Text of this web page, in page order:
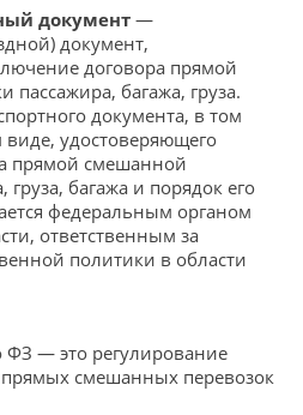
документ —
документ,
договора прямой
пассажира, багажа, груза.
документа, в том
удостоверяющего
прямой смешанной
груза, багажа и порядок его
федеральным органом
ответственным за
политики в области
— это регулирование
прямых смешанных перевозок